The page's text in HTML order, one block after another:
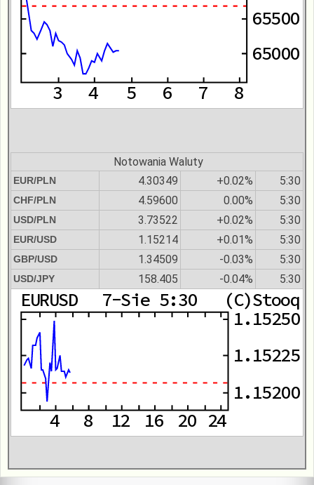
Notowania Waluty
EUR/PLN 4.30349 +0.02% 5:30
CHF/PLN 4.59600 0.00% 5:30
USD/PLN 3.73522 +0.02% 5:30
EUR/USD 1.15214 +0.01% 5:30
GBP/USD 1.34509 -0.03% 5:30
USD/JPY 158.405 -0.04% 5:30